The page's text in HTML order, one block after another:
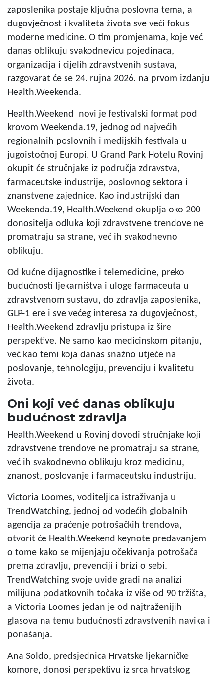
zaposlenika postaje ključna poslovna tema, a
dugovječnost i kvaliteta života sve veći fokus
moderne medicine. O tim promjenama, koje već
danas oblikuju svakodnevicu pojedinaca,
organizacija i cijelih zdravstvenih sustava,
razgovarat će se 24. rujna 2026. na prvom izdanju
Health.Weekenda.
Health.Weekend novi je festivalski format pod
krovom Weekenda.19, jednog od najvećih
regionalnih poslovnih i medijskih festivala u
jugoistočnoj Europi. U Grand Park Hotelu Rovinj
okupit će stručnjake iz područja zdravstva,
farmaceutske industrije, poslovnog sektora i
znanstvene zajednice. Kao industrijski dan
Weekenda.19, Health.Weekend okuplja oko 200
donositelja odluka koji zdravstvene trendove ne
promatraju sa strane, već ih svakodnevno
oblikuju.
Od kućne dijagnostike i telemedicine, preko
budućnosti ljekarništva i uloge farmaceuta u
zdravstvenom sustavu, do zdravlja zaposlenika,
GLP-1 ere i sve većeg interesa za dugovječnost,
Health.Weekend zdravlju pristupa iz šire
perspektive. Ne samo kao medicinskom pitanju,
već kao temi koja danas snažno utječe na
poslovanje, tehnologiju, prevenciju i kvalitetu
života.
Oni koji već danas oblikuju
budućnost zdravlja
Health.Weekend u Rovinj dovodi stručnjake koji
zdravstvene trendove ne promatraju sa strane,
već ih svakodnevno oblikuju kroz medicinu,
znanost, poslovanje i farmaceutsku industriju.
Victoria Loomes, voditeljica istraživanja u
TrendWatching, jednoj od vodećih globalnih
agencija za praćenje potrošačkih trendova,
otvorit će Health.Weekend keynote predavanjem
o tome kako se mijenjaju očekivanja potrošača
prema zdravlju, prevenciji i brizi o sebi.
TrendWatching svoje uvide gradi na analizi
milijuna podatkovnih točaka iz više od 90 tržišta,
a Victoria Loomes jedan je od najtraženijih
glasova na temu budućnosti zdravstvenih navika i
ponašanja.
Ana Soldo, predsjednica Hrvatske ljekarničke
komore, donosi perspektivu iz srca hrvatskog